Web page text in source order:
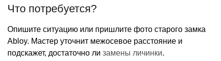
Что потребуется?
Опишите ситуацию или пришлите фото старого замка
Abloy. Мастер уточнит межосевое расстояние и
подскажет, достаточно ли замены личинки.